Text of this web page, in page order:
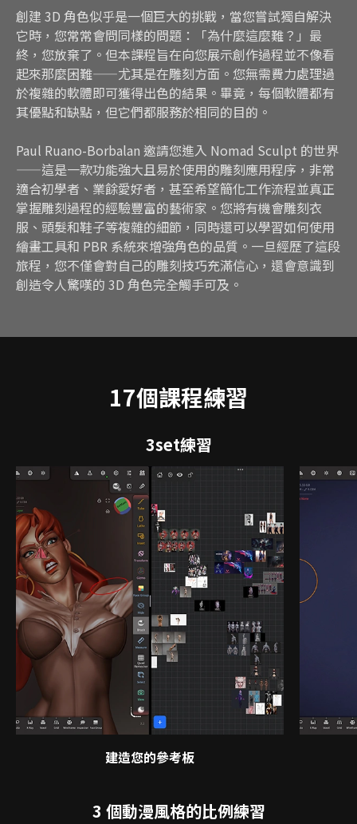
創建 3D 角色似乎是一個巨大的挑戰，當您嘗試獨自解決
它時，您常常會問同樣的問題：「為什麼這麼難？」最
終，您放棄了。但本課程旨在向您展示創作過程並不像看
起來那麼困難——尤其是在雕刻方面。您無需費力處理過
於複雜的軟體即可獲得出色的結果。畢竟，每個軟體都有
其優點和缺點，但它們都服務於相同的目的。
Paul Ruano-Borbalan 邀請您進入 Nomad Sculpt 的世界
——這是一款功能強大且易於使用的雕刻應用程序，非常
適合初學者、業餘愛好者，甚至希望簡化工作流程並真正
掌握雕刻過程的經驗豐富的藝術家。您將有機會雕刻衣
服、頭髮和鞋子等複雜的細節，同時還可以學習如何使用
繪畫工具和 PBR 系統來增強角色的品質。一旦經歷了這段
旅程，您不僅會對自己的雕刻技巧充滿信心，還會意識到
創造令人驚嘆的 3D 角色完全觸手可及。
17個課程練習
3set練習
建造您的參考板
3 個動漫風格的比例練習